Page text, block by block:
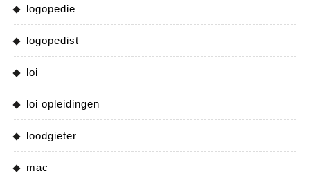
logopedie
logopedist
loi
loi opleidingen
loodgieter
mac